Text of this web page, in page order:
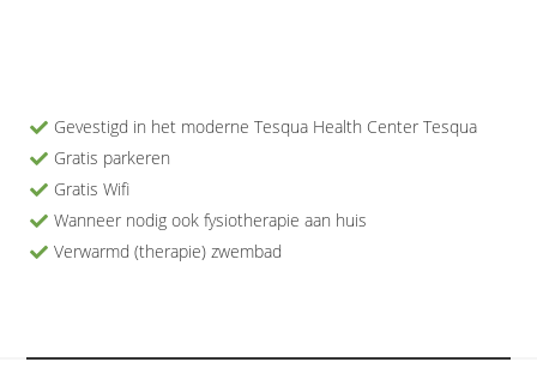
Gevestigd in het moderne Tesqua Health Center Tesqua
Gratis parkeren
Gratis Wifi
Wanneer nodig ook fysiotherapie aan huis
Verwarmd (therapie) zwembad